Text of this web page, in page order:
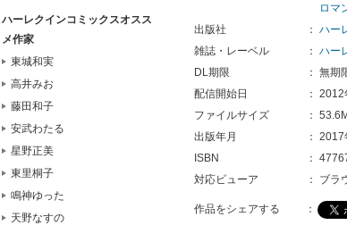
ハーレクインコミックスオスス
メ作家
東城和実
高井みお
藤田和子
安武わたる
星野正美
東里桐子
鳴神ゆった
天野なすの
ロマ
出版社
： ハー
雑誌・レーベル
： ハー
DL期限
： 無期
配信開始日
： 2012
ファイルサイズ
：
出版年月
： 2017
ISBN
：
対応ビューア
： ブラ
作品をシェアする ：